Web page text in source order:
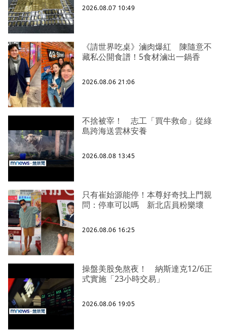
2026.08.07 10:49
《請世界吃桌》滷肉爆紅 陳隨意不
藏私公開食譜！5食材滷出一鍋香
2026.08.06 21:06
不捨被宰！ 志工「買牛救命」從綠
島跨海送雲林安養
2026.08.08 13:45
只有崔始源能停！本尊好奇找上門親
問：停車可以嗎 新北店員粉樂壞
2026.08.06 16:25
操盤美股免熬夜！ 納斯達克12/6正
式實施「23小時交易」
2026.08.06 19:05